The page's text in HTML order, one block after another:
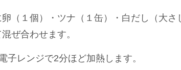
（１個）・ツナ（１缶）・白だし（大さ
ぜ合わせます。
子レンジで2分ほど加熱します。